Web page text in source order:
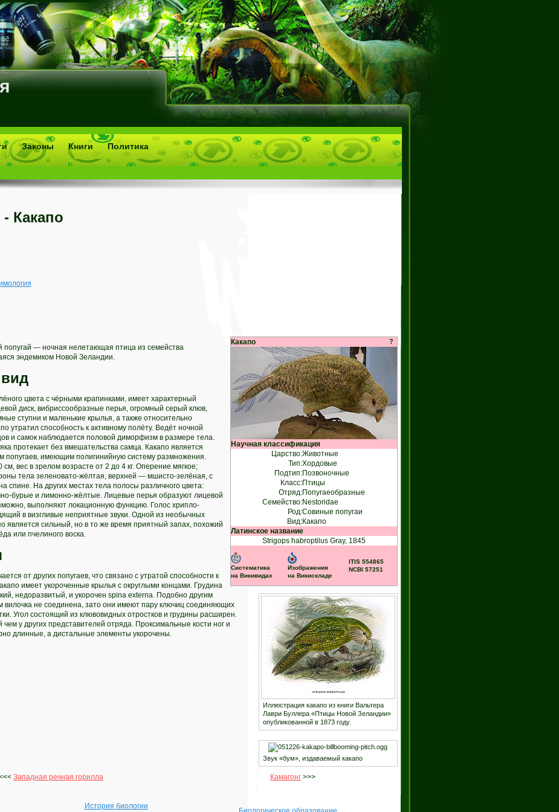
Законы Книги Политика
- Какапо
?
Какапо
Научная классификация
Царство:Животные
Тип:Хордовые
Подтип:Позвоночные
Класс:Птицы
Отряд:Попугаеобразные
Семейство:Nestoridae
Род:Совиные попугаи
Вид:Какапо
Латинское название
Strigops habroptilus Gray, 1845
Систематика
на Викивидах
Изображения
на Викискладе
ITIS 554865
NCBI 57251
попугай — ночная нелетающая птица из семейства
эндемиком Новой Зеландии.
Иллюстрация какапо из книги Вальтера
Лаври Буллера «Птицы Новой Зеландии»
опубликованной в 1873 году.
Звук «бум», издаваемый какапо
цвета с чёрными крапинками, имеет характерный
диск, вибриссообразные перья, огромный серый клюв,
ступни и маленькие крылья, а также относительно
утратил способность к активному полёту. Ведёт ночной
и самок наблюдается половой диморфизм в размере тела.
протекает без вмешательства самца. Какапо является
попугаев, имеющим полигинийную систему размножения.
вес в зрелом возрасте от 2 до 4 кг. Оперение мягкое;
тела зеленовато-жёлтая, верхней — мшисто-зелёная, с
спине. На других местах тела полосы различного цвета:
бурые и лимонно-жёлтые. Лицевые перья образуют лицевой
выполняют локационную функцию. Голос хрипло-
в визгливые неприятные звуки. Одной из необычных
является сильный, но в то же время приятный запах, похожий
или пчелиного воска.
от других попугаев, что связано с утратой способности к
имеет укороченные крылья с округлыми концами. Грудина
недоразвитый, и укорочен spina externa. Подобно другим
не соединена, зато они имеют пару ключиц соединяющих
Угол состоящий из клювовидных отростков и грудины расширен.
у других представителей отряда. Проксимальные кости ног и
длинные, а дистальные элементы укорочены.
Западная речная горилла Камагонг >>>
История биологии